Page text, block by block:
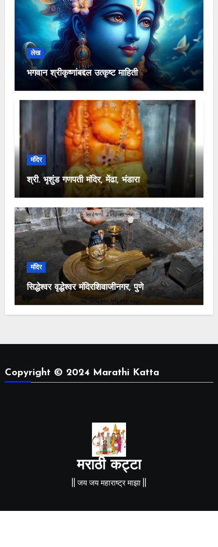
लेख
भगवान श्रीकृष्णांबद्दल उत्कृष्ट माहिती
मंदिर
श्री. भृशुंड गणपती मंदिर, मेंढा, भंडारा
मंदिर
सिद्धेश्वर वृद्धेश्वर मंदिरशिवाजीनगर, पुणे
Copyright © 2024 Marathi Katta
मराठी कट्टा
|| जय जय महाराष्ट्र माझा ||